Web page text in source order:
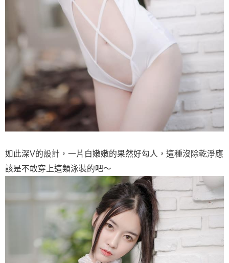
如此深V的設計，一片白嫩嫩的果然好勾人，這種沒除乾淨應
該是不敢穿上這類泳裝的吧～